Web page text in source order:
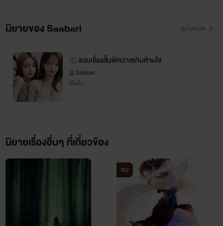
อาจารย์สอนมหาวิทยาลัย
นิยายของ Saabari ดูทั้งหมด
รวมเรื่องสั้นพิศวาสเกินห้ามใจ
Saabari
อีโรติก
นิยายเรื่องอื่นๆ ที่เกี่ยวข้อง
จบ